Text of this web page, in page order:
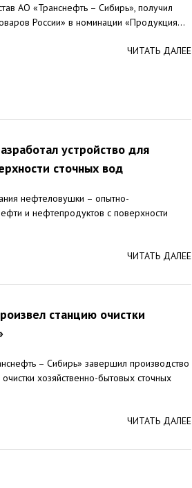
АО «Транснефть – Сибирь», получил
России» в номинации «Продукция...
ЧИТАТЬ ДАЛЕЕ
устройство для
сточных вод
нефтеловушки – опытно-
и нефтепродуктов с поверхности
ЧИТАТЬ ДАЛЕЕ
станцию очистки
– Сибирь» завершил производство
хозяйственно-бытовых сточных
ЧИТАТЬ ДАЛЕЕ